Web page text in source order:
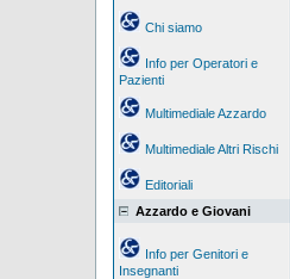
Chi siamo
Info per Operatori e
Pazienti
Multimediale Azzardo
Multimediale Altri Rischi
Editoriali
Azzardo e Giovani
Info per Genitori e
Insegnanti